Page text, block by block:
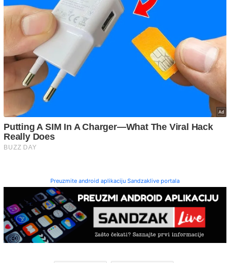
Preuzmite android aplikaciju Sandzaklive portala